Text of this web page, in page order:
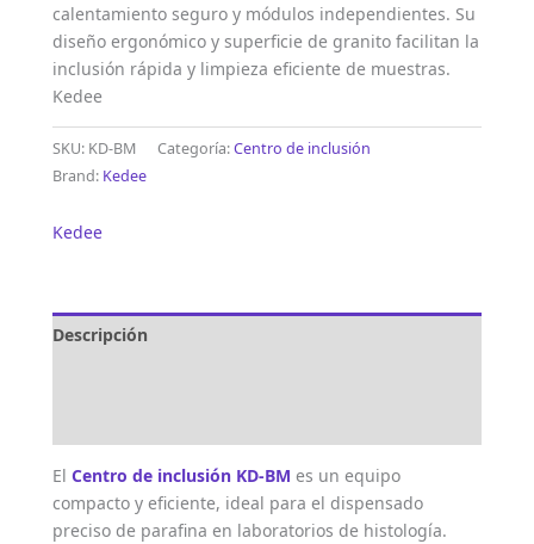
calentamiento seguro y módulos independientes. Su
diseño ergonómico y superficie de granito facilitan la
inclusión rápida y limpieza eficiente de muestras.
Kedee
SKU: KD-BM Categoría:Centro de inclusión
Brand: Kedee
Kedee
Descripción
El Centro de inclusión KD-BM es un equipo
compacto y eficiente, ideal para el dispensado
preciso de parafina en laboratorios de histología.